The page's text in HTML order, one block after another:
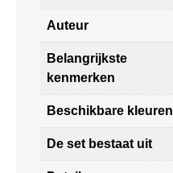
Auteur
Belangrijkste
kenmerken
Beschikbare kleuren
De set bestaat uit